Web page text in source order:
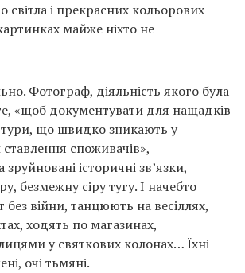
світла і прекрасних кольорових
майже ніхто не
Фотограф, діяльність якого була
«щоб документувати для нащадків
що швидко зникають у
ставлення споживачів»,
історичні зв’язки,
безмежну сіру тугу. І начебто
війни, танцюють на весіллях,
ходять по магазинах,
у святкових колонах… Їхні
очі тьмяні.